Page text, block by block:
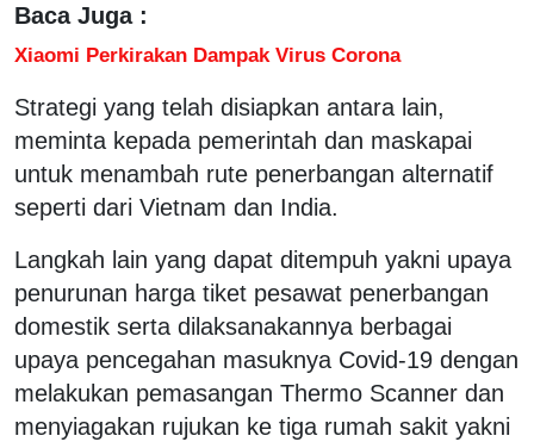
Baca Juga :
Xiaomi Perkirakan Dampak Virus Corona
Strategi yang telah disiapkan antara lain,
meminta kepada pemerintah dan maskapai
untuk menambah rute penerbangan alternatif
seperti dari Vietnam dan India.
Langkah lain yang dapat ditempuh yakni upaya
penurunan harga tiket pesawat penerbangan
domestik serta dilaksanakannya berbagai
upaya pencegahan masuknya Covid-19 dengan
melakukan pemasangan Thermo Scanner dan
menyiagakan rujukan ke tiga rumah sakit yakni